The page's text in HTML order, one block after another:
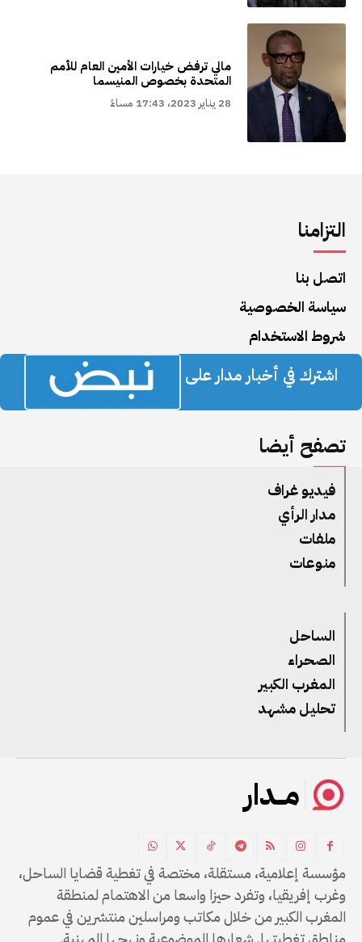
مالي ترفض خيارات الأمين العام للأمم
المتحدة بخصوص المنيسما
28 يناير 2023، 17:43 مساءً
التزامنا
اتصل بنا
سياسة الخصوصية
شروط الاستخدام
اشترك في أخبار مدار على
تصفح أيضا
فيديو غراف
مدار الرأي
ملفات
منوعات
الساحل
الصحراء
المغرب الكبير
تحليل مشهد
مــدار
مؤسسة إعلامية، مستقلة، مختصة في تغطية قضايا الساحل،
وغرب إفريقيا، وتفرد حيزا واسعا من الاهتمام لمنطقة
المغرب الكبير من خلال مكاتب ومراسلين منتشرين في عموم